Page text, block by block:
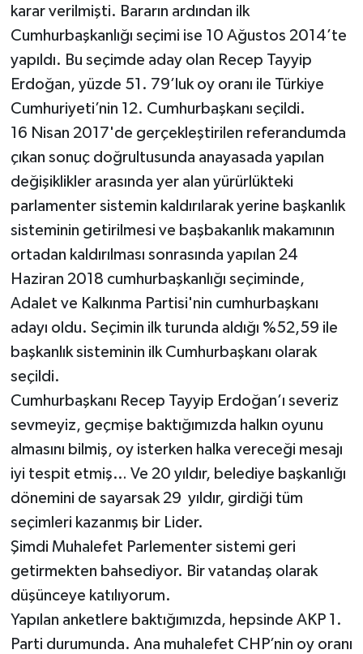
karar verilmişti. Bararın ardından ilk
Cumhurbaşkanlığı seçimi ise 10 Ağustos 2014’te
yapıldı. Bu seçimde aday olan Recep Tayyip
Erdoğan, yüzde 51. 79’luk oy oranı ile Türkiye
Cumhuriyeti’nin 12. Cumhurbaşkanı seçildi.
16 Nisan 2017'de gerçekleştirilen referandumda
çıkan sonuç doğrultusunda anayasada yapılan
değişiklikler arasında yer alan yürürlükteki
parlamenter sistemin kaldırılarak yerine başkanlık
sisteminin getirilmesi ve başbakanlık makamının
ortadan kaldırılması sonrasında yapılan 24
Haziran 2018 cumhurbaşkanlığı seçiminde,
Adalet ve Kalkınma Partisi'nin cumhurbaşkanı
adayı oldu. Seçimin ilk turunda aldığı %52,59 ile
başkanlık sisteminin ilk Cumhurbaşkanı olarak
seçildi.
Cumhurbaşkanı Recep Tayyip Erdoğan’ı severiz
sevmeyiz, geçmişe baktığımızda halkın oyunu
almasını bilmiş, oy isterken halka vereceği mesajı
iyi tespit etmiş… Ve 20 yıldır, belediye başkanlığı
dönemini de sayarsak 29 yıldır, girdiği tüm
seçimleri kazanmış bir Lider.
Şimdi Muhalefet Parlementer sistemi geri
getirmekten bahsediyor. Bir vatandaş olarak
düşünceye katılıyorum.
Yapılan anketlere baktığımızda, hepsinde AKP 1.
Parti durumunda. Ana muhalefet CHP’nin oy oranı